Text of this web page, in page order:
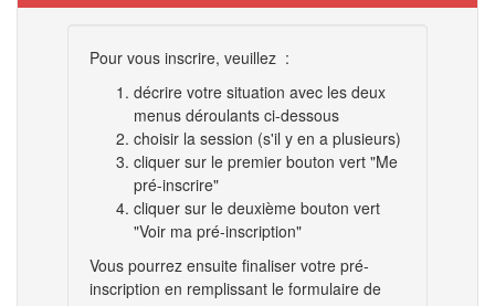
Pour vous inscrire, veuillez :
décrire votre situation avec les deux
menus déroulants ci-dessous
choisir la session (s'il y en a plusieurs)
cliquer sur le premier bouton vert "Me
pré-inscrire"
cliquer sur le deuxième bouton vert
"Voir ma pré-inscription"
Vous pourrez ensuite finaliser votre pré-
inscription en remplissant le formulaire de